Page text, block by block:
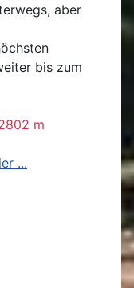
aber
bis zum
m
...